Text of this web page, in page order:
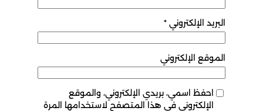
البريد الإلكتروني *
الموقع الإلكتروني
احفظ اسمي، بريدي الإلكتروني، والموقع
الإلكتروني في هذا المتصفح لاستخدامها المرة